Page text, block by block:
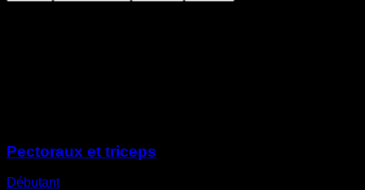
Pectoraux et triceps
Débutant